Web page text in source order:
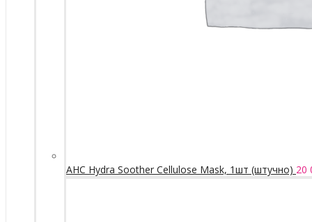
AHC Hydra Soother Cellulose Mask, 1шт (штучно) 20